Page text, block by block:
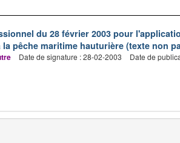
du 28 février 2003 pour
la pêche maritime hauturière (texte non
Date de signature : 28-02-2003 Date de